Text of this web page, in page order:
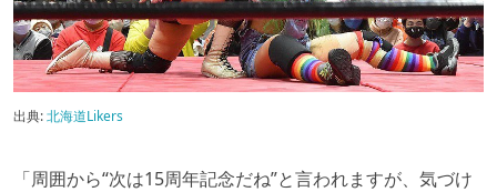
出典:北海道Likers
「周囲から“次は15周年記念だね”と言われますが、気づけ